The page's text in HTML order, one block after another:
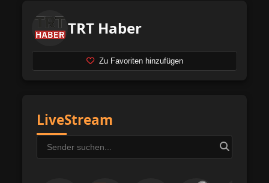
TRT Haber
Zu Favoriten hinzufügen
LiveStream